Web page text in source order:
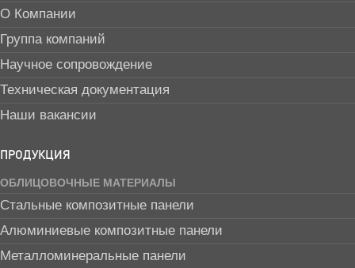
О Компании
Группа компаний
Научное сопровождение
Техническая документация
Наши вакансии
ПРОДУКЦИЯ
ОБЛИЦОВОЧНЫЕ МАТЕРИАЛЫ
Стальные композитные панели
Алюминиевые композитные панели
Металломинеральные панели